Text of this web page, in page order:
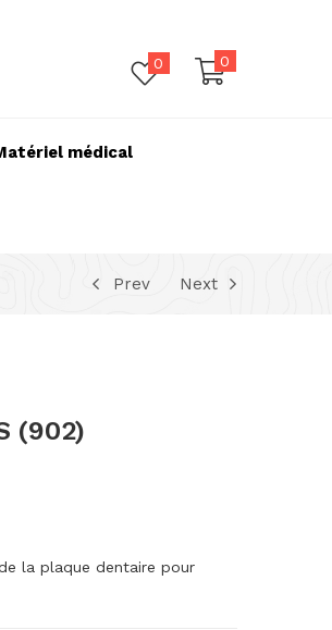
0 0
médical
Prev Next
(902)
la plaque dentaire pour